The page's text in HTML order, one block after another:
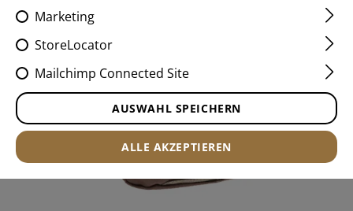
Marketing
StoreLocator
Mailchimp Connected Site
AUSWAHL SPEICHERN
ALLE AKZEPTIEREN